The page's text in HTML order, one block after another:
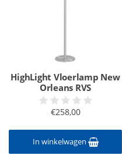
HighLight Vloerlamp New
Orleans RVS
€258,00
In winkelwagen